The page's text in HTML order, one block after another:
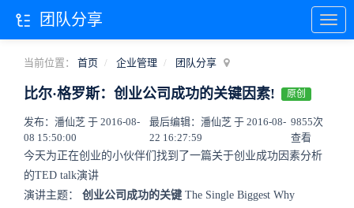
当前位置： 首页 企业管理 团队分享
比尔·格罗斯：创业公司成功的关键因素! 原创
发布：潘仙芝 于 2016-08-
08 15:50:00
最后编辑：潘仙芝 于 2016-08-
22 16:27:59
9855次
查看
今天为正在创业的小伙伴们找到了一篇关于创业成功因素分析
的TED talk演讲
演讲主题： 创业公司成功的关键 The Single Biggest Why
团队分享